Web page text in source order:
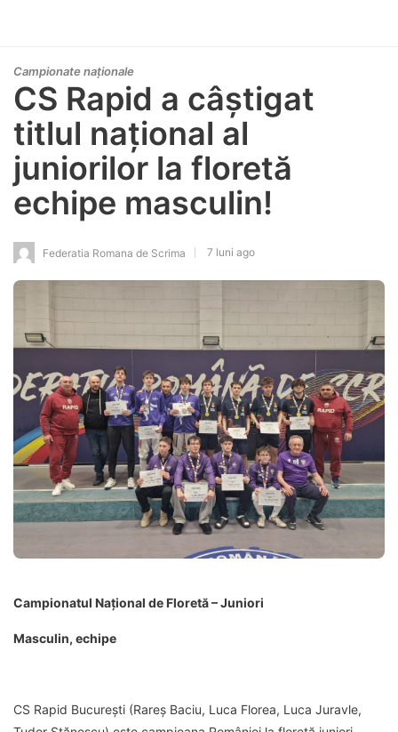
Campionate naționale
CS Rapid a câștigat
titlul național al
juniorilor la floretă
echipe masculin!
Federatia Romana de Scrima 7 luni ago
Campionatul Național de Floretă – Juniori
Masculin, echipe
CS Rapid București (Rareș Baciu, Luca Florea, Luca Juravle,